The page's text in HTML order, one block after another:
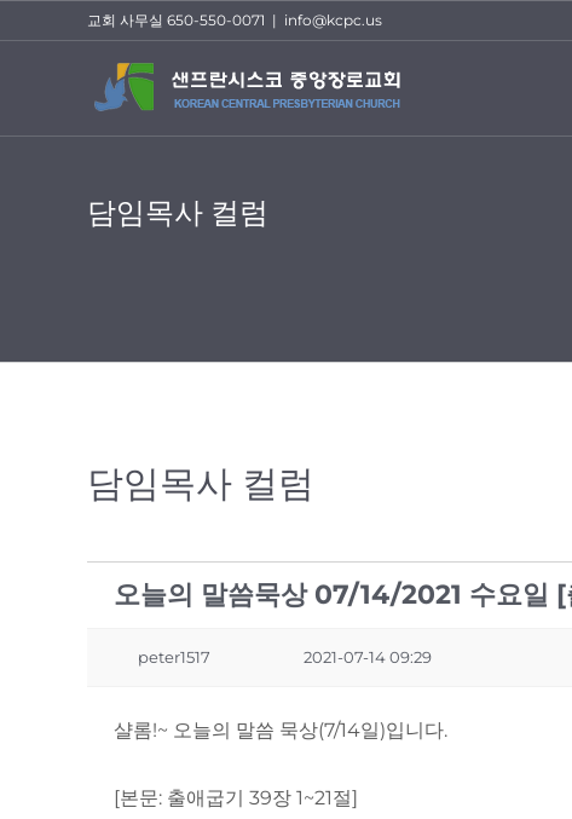
to
교회 사무실 650-550-0071 | info@kcpc.us
담임목사 컬럼
담임목사 컬럼
오늘의 말씀묵상 07/14/2021 수요일 [
peter1517 2021-07-14 09:29
샬롬!~ 오늘의 말씀 묵상(7/14일)입니다.
[본문: 출애굽기 39장 1~21절]